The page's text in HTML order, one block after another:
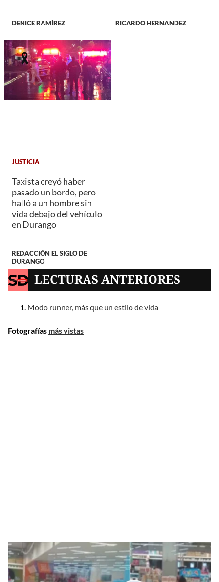
DENICE RAMÍREZ RICARDO HERNANDEZ
JUSTICIA
Taxista creyó haber
pasado un bordo, pero
halló a un hombre sin
vida debajo del vehículo
en Durango
REDACCIÓN EL SIGLO DE
DURANGO
LECTURAS ANTERIORES
Modo runner, más que un estilo de vida
Fotografías más vistas